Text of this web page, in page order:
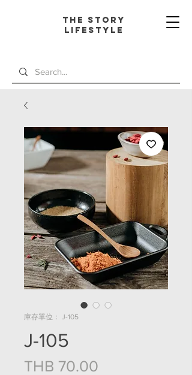
The Story
L ifestyle
庫存單位： J-105
J-105
THB 70.00